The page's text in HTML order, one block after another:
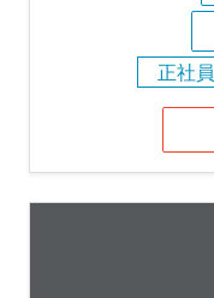
正社員